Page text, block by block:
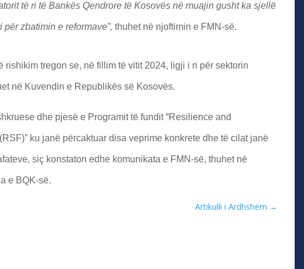
të ri të Bankës Qendrore të Kosovës në muajin gusht ka sjellë
për zbatimin e reformave”, thuhet në njoftimin e FMN-së.
rishikim tregon se, në fillim të vitit 2024, ligji i ri për sektorin
në Kuvendin e Republikës së Kosovës.
dhe pjesë e Programit të fundit “Resilience and
ku janë përcaktuar disa veprime konkrete dhe të cilat janë
siç konstaton edhe komunikata e FMN-së, thuhet në
e BQK-së.
Artikulli i Ardhshëm →